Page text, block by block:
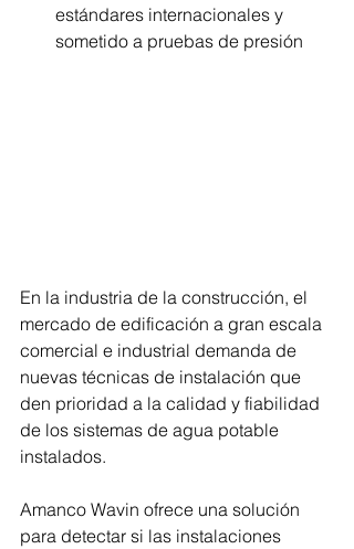
estándares internacionales y
sometido a pruebas de presión
En la industria de la construcción, el
mercado de edificación a gran escala
comercial e industrial demanda de
nuevas técnicas de instalación que
den prioridad a la calidad y fiabilidad
de los sistemas de agua potable
instalados.
Amanco Wavin ofrece una solución
para detectar si las instalaciones